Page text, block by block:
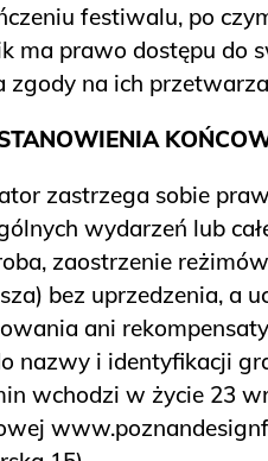
festiwalu, po
ma prawo dostępu do
zgody na ich
zastrzega sobie
wydarzeń lub
zaostrzenie
bez uprzedzenia, a
ani
nazwy i identyfikacji
wchodzi w życie 23